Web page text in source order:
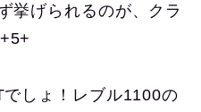
挙げられるのが、クラ
しょ！レブル1100の